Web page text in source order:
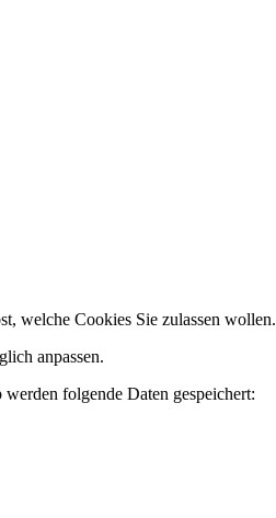
welche Cookies Sie zulassen wollen.
anpassen.
folgende Daten gespeichert: